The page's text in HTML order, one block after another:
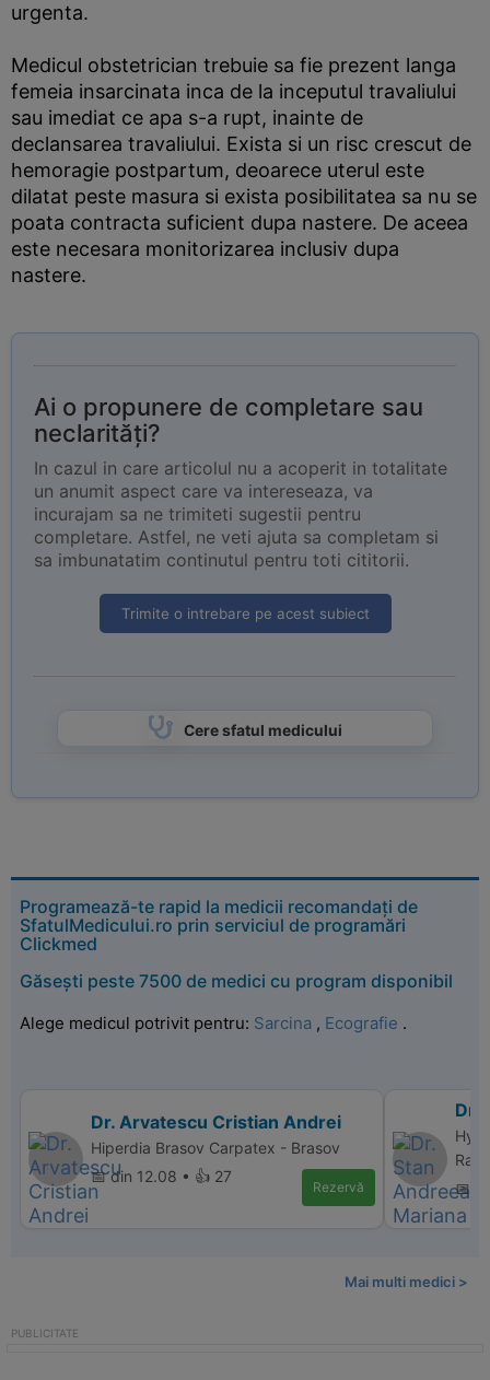
urgenta.
Medicul obstetrician trebuie sa fie prezent langa
femeia insarcinata inca de la inceputul travaliului
sau imediat ce apa s-a rupt, inainte de
declansarea travaliului. Exista si un risc crescut de
hemoragie postpartum, deoarece uterul este
dilatat peste masura si exista posibilitatea sa nu se
poata contracta suficient dupa nastere. De aceea
este necesara monitorizarea inclusiv dupa
nastere.
Ai o propunere de completare sau
neclarități?
In cazul in care articolul nu a acoperit in totalitate
un anumit aspect care va intereseaza, va
incurajam sa ne trimiteti sugestii pentru
completare. Astfel, ne veti ajuta sa completam si
sa imbunatatim continutul pentru toti cititorii.
Trimite o intrebare pe acest subiect
Cere sfatul medicului
Programează-te rapid la medicii recomandați de
SfatulMedicului.ro prin serviciul de programări
Clickmed
Găsești peste 7500 de medici cu program disponibil
Alege medicul potrivit pentru: Sarcina , Ecografie .
Dr. Arvatescu Cristian Andrei
Hiperdia Brasov Carpatex - Brasov
📅 din 12.08 • 👍 27
Rezervă
Dr.
📅
Mai multi medici >